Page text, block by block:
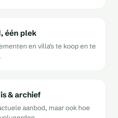
één plek
en villa's te koop en te
& archief
aanbod, maar ook hoe